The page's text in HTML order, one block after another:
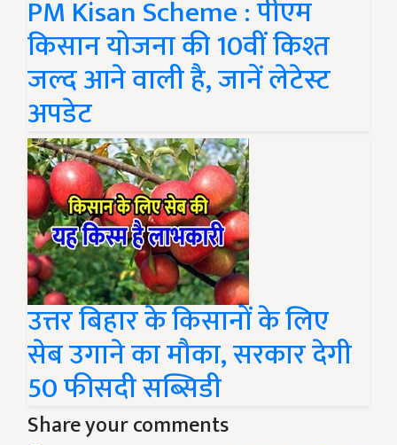
PM Kisan Scheme : पीएम
किसान योजना की 10वीं किश्त
जल्द आने वाली है, जानें लेटेस्ट
अपडेट
उत्तर बिहार के किसानों के लिए
सेब उगाने का मौका, सरकार देगी
50 फीसदी सब्सिडी
Share your comments